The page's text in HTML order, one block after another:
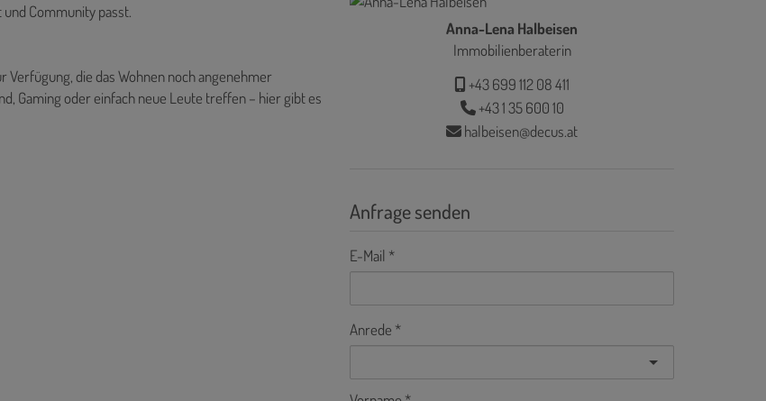
Community passt.
die das Wohnen noch angenehmer
Gaming oder einfach neue Leute treffen – hier gibt es
Anna-Lena Halbeisen
Immobilienberaterin
+43 699 112 08 411
+43 1 35 600 10
halbeisen@decus.at
Anfrage senden
E-Mail
Anrede